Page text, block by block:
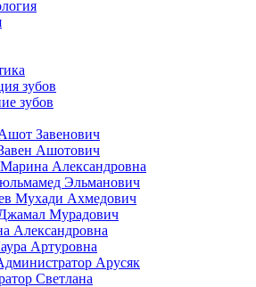
зубов
зубов
Завенович
Ашотович
Александровна
Эльманович
Мухади Ахмедович
Мурадович
Александровна
Артуровна
Арусяк
Светлана